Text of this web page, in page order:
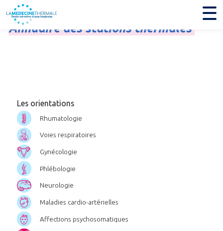
Annuairedesstationsthermales
Les orientations
Rhumatologie
Voies respiratoires
Gynécologie
Phlébologie
Neurologie
Maladies cardio-artérielles
Affections psychosomatiques